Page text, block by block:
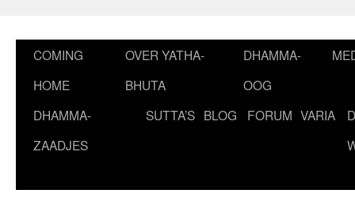
COMING
HOME
OVER YATHA-
BHUTA
DHAMMA-
OOG
DHAMMA-
ZAADJES
SUTTA’S BLOG FORUM VARIA